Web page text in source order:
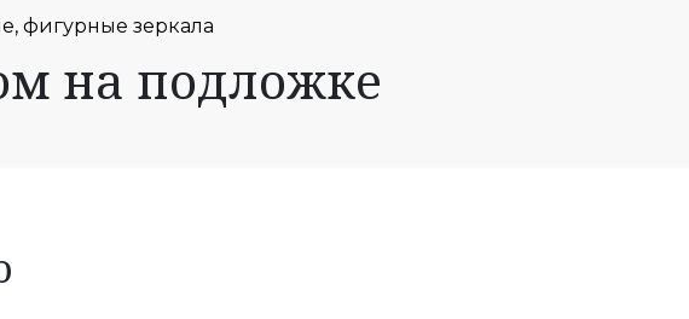
фигурные зеркала
на подложке